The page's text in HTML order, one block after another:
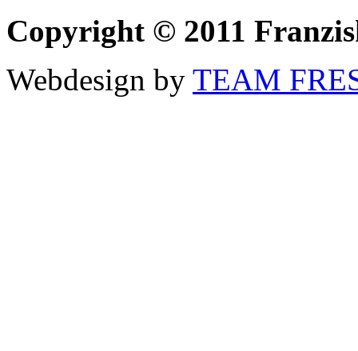
Copyright © 2011
Webdesign by TEAM